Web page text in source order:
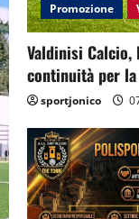
Promozione
Valdinisi Calcio,
continuità per
sportjonico